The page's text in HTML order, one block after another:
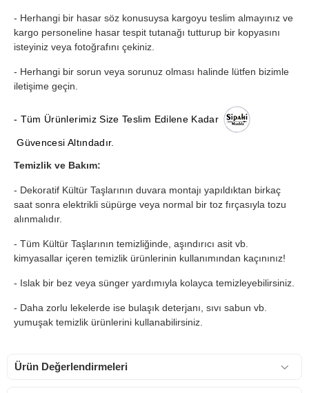
- Herhangi bir hasar söz konusuysa kargoyu teslim almayınız ve
kargo personeline hasar tespit tutanağı tutturup bir kopyasını
isteyiniz veya fotoğrafını çekiniz.
- Herhangi bir sorun veya sorunuz olması halinde lütfen bizimle
iletişime geçin.
- Tüm Ürünlerimiz Size Teslim Edilene Kadar
Güvencesi Altındadır.
Temizlik ve Bakım:
- Dekoratif Kültür Taşlarının duvara montajı yapıldıktan birkaç
saat sonra elektrikli süpürge veya normal bir toz fırçasıyla tozu
alınmalıdır.
- Tüm Kültür Taşlarının temizliğinde, aşındırıcı asit vb.
kimyasallar içeren temizlik ürünlerinin kullanımından kaçınınız!
- Islak bir bez veya sünger yardımıyla kolayca temizleyebilirsiniz.
- Daha zorlu lekelerde ise bulaşık deterjanı, sıvı sabun vb.
yumuşak temizlik ürünlerini kullanabilirsiniz.
Ürün Değerlendirmeleri